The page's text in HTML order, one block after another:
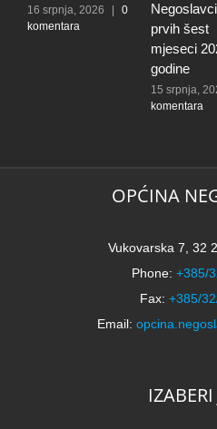
16 srpnja, 2026
0
komentara
prvih šest
mjeseci
godine
15 srpnja,
komentara
OPĆINA
Vukovarska 7, 32
Phone: +385/
Fax: +385/
Email:
IZABERI